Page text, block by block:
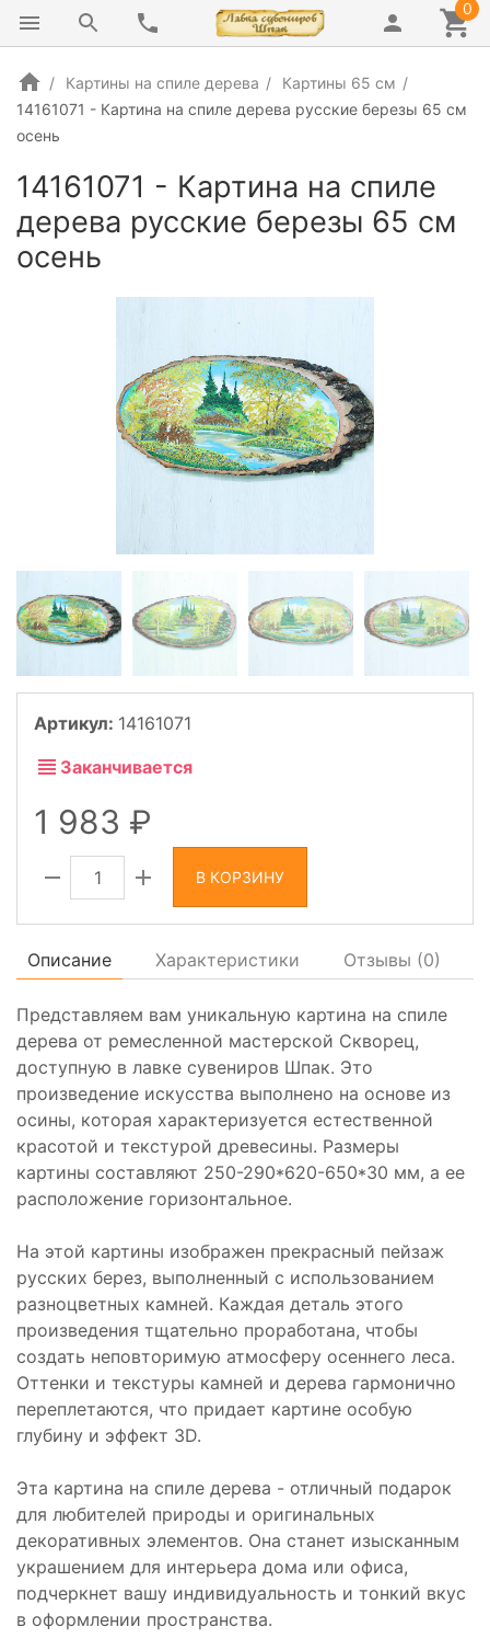
0
Картины на спиле дерева
Картины 65 см
14161071 - Картина на спиле дерева русские березы 65 см
осень
14161071 - Картина на спиле
дерева русские березы 65 см
осень
Артикул: 14161071
Заканчивается
1 983
В КОРЗИНУ
Описание Характеристики Отзывы (0)
Представляем вам уникальную картина на спиле
дерева от ремесленной мастерской Скворец,
доступную в лавке сувениров Шпак. Это
произведение искусства выполнено на основе из
осины, которая характеризуется естественной
красотой и текстурой древесины. Размеры
картины составляют 250-290*620-650*30 мм, а ее
расположение горизонтальное.
На этой картины изображен прекрасный пейзаж
русских берез, выполненный с использованием
разноцветных камней. Каждая деталь этого
произведения тщательно проработана, чтобы
создать неповторимую атмосферу осеннего леса.
Оттенки и текстуры камней и дерева гармонично
переплетаются, что придает картине особую
глубину и эффект 3D.
Эта картина на спиле дерева - отличный подарок
для любителей природы и оригинальных
декоративных элементов. Она станет изысканным
украшением для интерьера дома или офиса,
подчеркнет вашу индивидуальность и тонкий вкус
в оформлении пространства.